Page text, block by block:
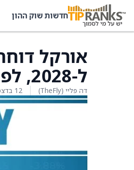
חדשות שוק ההון
ל-2028, לפי דיווח בלומברג
דה פליי (TheFly) 12 בדצמבר 2025